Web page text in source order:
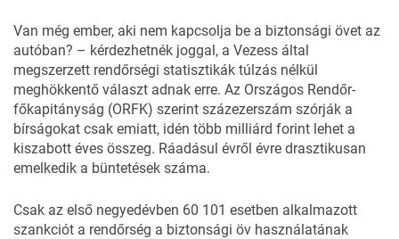
Van még ember, aki nem kapcsolja be a biztonsági övet az
autóban? – kérdezhetnék joggal, a Vezess által
megszerzett rendőrségi statisztikák túlzás nélkül
meghökkentő választ adnak erre. Az Országos Rendőr-
főkapitányság (ORFK) szerint százezerszám szórják a
bírságokat csak emiatt, idén több milliárd forint lehet a
kiszabott éves összeg. Ráadásul évről évre drasztikusan
emelkedik a büntetések száma.
Csak az első negyedévben 60 101 esetben alkalmazott
szankciót a rendőrség a biztonsági öv használatának